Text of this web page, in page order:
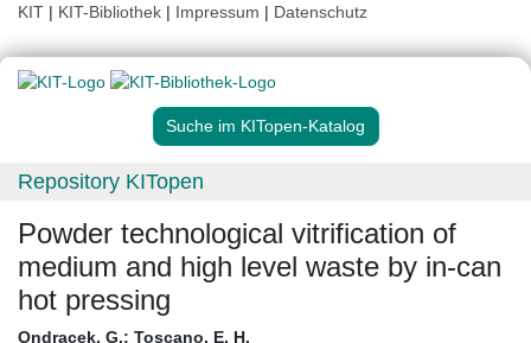
KIT | KIT-Bibliothek | Impressum | Datenschutz
Suche im KITopen-Katalog
Repository KITopen
Powder technological vitrification of
medium and high level waste by in-can
hot pressing
Ondracek, G.; Toscano, E. H.